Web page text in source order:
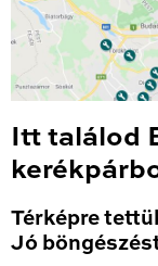
Itt találod
Térképre
Jó